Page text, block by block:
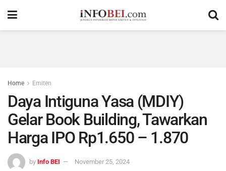
Home Emiten
Daya Intiguna Yasa (MDIY)
Gelar Book Building, Tawarkan
Harga IPO Rp1.650 – 1.870
by Info BEI November 25, 2024